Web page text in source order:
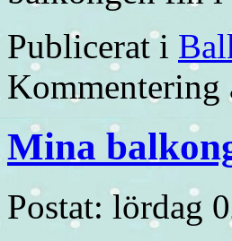
Publicerat i
Kommentering
Mina
Postat: lördag